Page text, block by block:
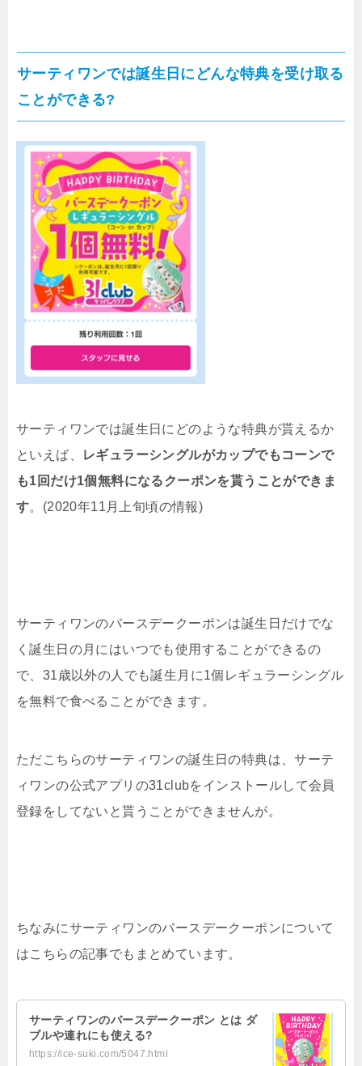
サーティワンでは誕生日にどんな特典を受け取る
ことができる?
サーティワンでは誕生日にどのような特典が貰えるか
といえば、
レギュラーシングルがカップでもコーンで
も1回だけ1個無料になるクーポンを貰うことができま
す。(2020年11月上旬頃の情報)
サーティワンのバースデークーポンは誕生日だけでな
く誕生日の月にはいつでも使用することができるの
で、31歳以外の人でも誕生月に1個レギュラーシングル
を無料で食べることができます。
ただこちらのサーティワンの誕生日の特典は、サーテ
ィワンの公式アプリの31clubをインストールして会員
登録をしてないと貰うことができませんが。
ちなみにサーティワンのバースデークーポンについて
はこちらの記事でもまとめています。
サーティワンのバースデークーポン とは ダ
ブルや連れにも使える?
https://ice-suki.com/5047.html